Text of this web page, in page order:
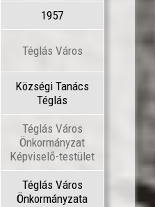
1957
Téglás Város
Községi Tanács
Téglás
Téglás Város
Önkormányzat
Képviselő-testület
Téglás Város
Önkormányzata